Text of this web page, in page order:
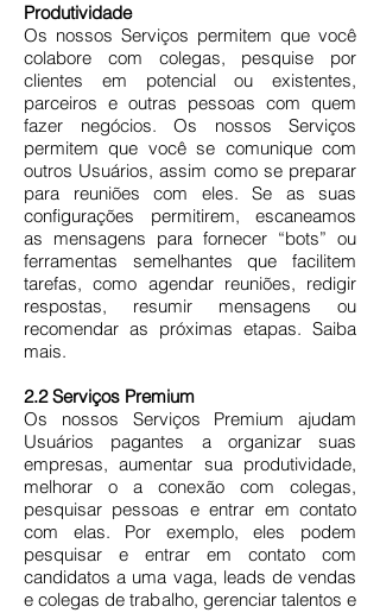
Produtividade
Os nossos Serviços permitem que você
colabore com colegas, pesquise por
clientes em potencial ou existentes,
parceiros e outras pessoas com quem
fazer negócios. Os nossos Serviços
permitem que você se comunique com
outros Usuários, assim como se preparar
para reuniões com eles. Se as suas
configurações permitirem, escaneamos
as mensagens para fornecer “bots” ou
ferramentas semelhantes que facilitem
tarefas, como agendar reuniões, redigir
respostas, resumir mensagens ou
recomendar as próximas etapas. Saiba
mais.
2.2 Serviços Premium
Os nossos Serviços Premium ajudam
Usuários pagantes a organizar suas
empresas, aumentar sua produtividade,
melhorar o a conexão com colegas,
pesquisar pessoas e entrar em contato
com elas. Por exemplo, eles podem
pesquisar e entrar em contato com
candidatos a uma vaga, leads de vendas
e colegas de trabalho, gerenciar talentos e